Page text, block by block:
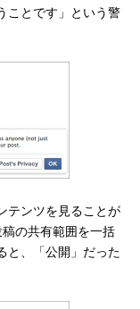
ことです」という警
テンツを見ることが
の共有範囲を一括
と、「公開」だった